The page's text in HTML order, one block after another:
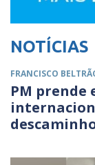
NOTÍCIAS
FRANCISCO
PM